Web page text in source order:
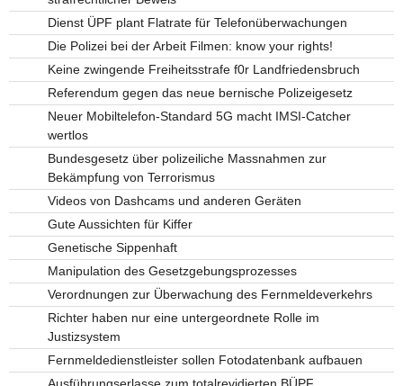
Dienst ÜPF plant Flatrate für Telefonüberwachungen
Die Polizei bei der Arbeit Filmen: know your rights!
Keine zwingende Freiheitsstrafe f0r Landfriedensbruch
Referendum gegen das neue bernische Polizeigesetz
Neuer Mobiltelefon-Standard 5G macht IMSI-Catcher
wertlos
Bundesgesetz über polizeiliche Massnahmen zur
Bekämpfung von Terrorismus
Videos von Dashcams und anderen Geräten
Gute Aussichten für Kiffer
Genetische Sippenhaft
Manipulation des Gesetzgebungsprozesses
Verordnungen zur Überwachung des Fernmeldeverkehrs
Richter haben nur eine untergeordnete Rolle im
Justizsystem
Fernmeldedienstleister sollen Fotodatenbank aufbauen
Ausführungserlasse zum totalrevidierten BÜPF